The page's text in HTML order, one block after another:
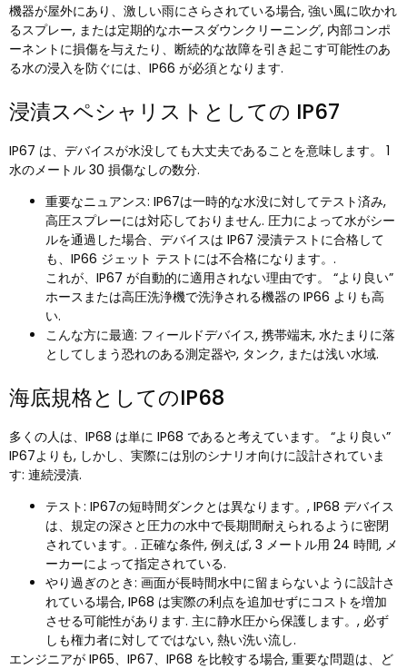
機器が屋外にあり、激しい雨にさらされている場合, 強い風に吹かれ
るスプレー, または定期的なホースダウンクリーニング, 内部コンポ
ーネントに損傷を与えたり、断続的な故障を引き起こす可能性のあ
る水の浸入を防ぐには、IP66 が必須となります.
浸漬スペシャリストとしての IP67
IP67 は、デバイスが水没しても大丈夫であることを意味します。 1
水のメートル 30 損傷なしの数分.
重要なニュアンス: IP67は一時的な水没に対してテスト済み,
高圧スプレーには対応しておりません. 圧力によって水がシー
ルを通過した場合、デバイスは IP67 浸漬テストに合格して
も、IP66 ジェット テストには不合格になります。.
これが、IP67 が自動的に適用されない理由です。 “より良い”
ホースまたは高圧洗浄機で洗浄される機器の IP66 よりも高
い.
こんな方に最適: フィールドデバイス, 携帯端末, 水たまりに落
としてしまう恐れのある測定器や, タンク, または浅い水域.
海底規格としてのIP68
多くの人は、IP68 は単に IP68 であると考えています。 “より良い”
IP67よりも, しかし、実際には別のシナリオ向けに設計されていま
す: 連続浸漬.
テスト: IP67の短時間ダンクとは異なります。, IP68 デバイス
は、規定の深さと圧力の水中で長期間耐えられるように密閉
されています。. 正確な条件, 例えば, 3 メートル用 24 時間, メ
ーカーによって指定されている.
やり過ぎのとき: 画面が長時間水中に留まらないように設計さ
れている場合, IP68 は実際の利点を追加せずにコストを増加
させる可能性があります. 主に静水圧から保護します。, 必ず
しも権力者に対してではない, 熱い洗い流し.
エンジニアが IP65、IP67、IP68 を比較する場合, 重要な問題は、ど